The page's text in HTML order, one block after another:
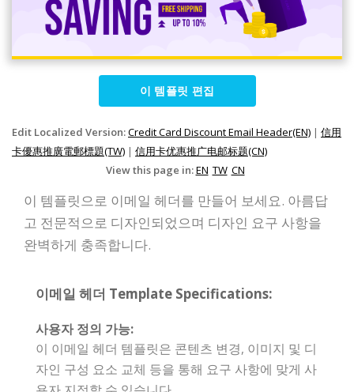
이 템플릿 편집
Edit Localized Version:Credit Card Discount Email Header(EN) | 信用
卡優惠推廣電郵標題(TW) | 信用卡优惠推广电邮标题(CN)
View this page in:EN TW CN
이 템플릿으로 이메일 헤더를 만들어 보세요. 아름답
고 전문적으로 디자인되었으며 디자인 요구 사항을
완벽하게 충족합니다.
이메일 헤더 Template Specifications:
사용자 정의 가능:
이 이메일 헤더 템플릿은 콘텐츠 변경, 이미지 및 디
자인 구성 요소 교체 등을 통해 요구 사항에 맞게 사